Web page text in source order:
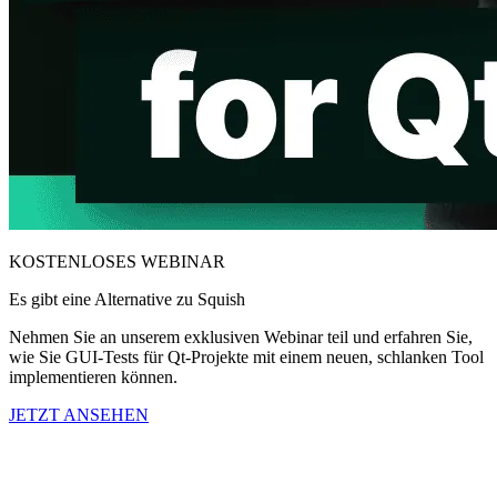
KOSTENLOSES WEBINAR
Es gibt eine Alternative zu Squish
Nehmen Sie an unserem exklusiven Webinar teil und erfahren Sie,
wie Sie GUI-Tests für Qt-Projekte mit einem neuen, schlanken Tool
implementieren können.
JETZT ANSEHEN